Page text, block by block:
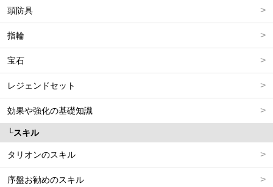
頭防具
指輪
宝石
レジェンドセット
効果や強化の基礎知識
スキル
タリオンのスキル
序盤お勧めのスキル